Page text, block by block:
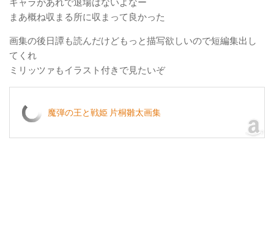
まあ概ね収まる所に収まって良かった
画集の後日譚も読んだけどもっと描写欲しいので短編集出し
てくれ
ミリッツァもイラスト付きで見たいぞ
魔弾の王と戦姫 片桐雛太画集